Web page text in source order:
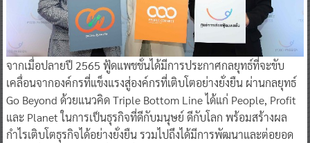
จากเมื่อปลายปี 2565 ฟู้ดแพชชั่นได้มีการประกาศกลยุทธ์ที่จะขับ
เคลื่อนจากองค์กรที่แข็งแรงสู่องค์กรที่เติบโตอย่างยั่งยืน ผ่านกลยุทธ์
Go Beyond ด้วยแนวคิด Triple Bottom Line ได้แก่ People, Profit
และ Planet ในการเป็นธุรกิจที่ดีกับมนุษย์ ดีกับโลก พร้อมสร้างผล
กำไรเติบโตธุรกิจได้อย่างยั่งยืน รวมไปถึงได้มีการพัฒนาและต่อยอด